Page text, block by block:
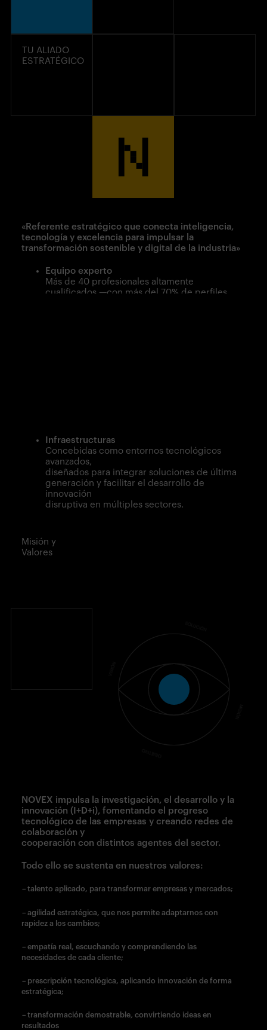
TU ALIADO
ESTRATÉGICO
«Referente estratégico que conecta inteligencia,
tecnología y excelencia para impulsar la
transformación sostenible y digital de la industria»
Equipo experto
Más de 40 profesionales altamente
cualificados —con más del 70% de perfiles
Infraestructuras
Concebidas como entornos tecnológicos
avanzados,
diseñados para integrar soluciones de última
generación y facilitar el desarrollo de
innovación
disruptiva en múltiples sectores.
Misión y
Valores
NOVEX impulsa la investigación, el desarrollo y la
innovación (I+D+i), fomentando el progreso
tecnológico de las empresas y creando redes de
colaboración y
cooperación con distintos agentes del sector.
Todo ello se sustenta en nuestros valores:
– talento aplicado, para transformar empresas y mercados;
– agilidad estratégica, que nos permite adaptarnos con
rapidez a los cambios;
– empatía real, escuchando y comprendiendo las
necesidades de cada cliente;
– prescripción tecnológica, aplicando innovación de forma
estratégica;
–transformación demostrable, convirtiendo ideas en
resultados